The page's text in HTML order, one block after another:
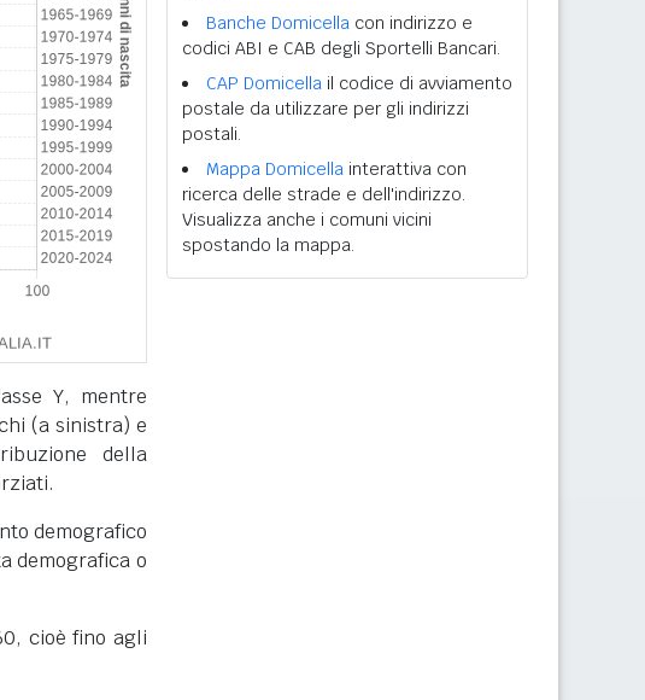
Y, mentre
(a sinistra) e
della
demografico
demografica o
cioè fino agli
Banche Domicella con indirizzo e
codici ABI e CAB degli Sportelli Bancari.
CAP Domicella il codice di avviamento
postale da utilizzare per gli indirizzi
postali.
Mappa Domicella interattiva con
ricerca delle strade e dell'indirizzo.
Visualizza anche i comuni vicini
spostando la mappa.